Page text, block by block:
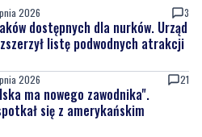
2026 3
dostępnych dla nurków. Urząd
listę podwodnych atrakcji
2026 21
ma nowego zawodnika".
się z amerykańskim